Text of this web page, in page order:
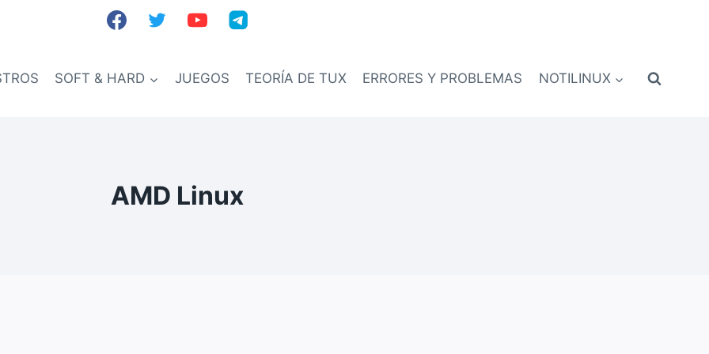
SOFT & HARD JUEGOS TEORÍA DE TUX ERRORES Y PROBLEMAS NOTILINUX
AMD Linux